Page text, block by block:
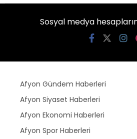
Sosyal medya
Afyon Gündem Haberleri
Afyon Siyaset Haberleri
Afyon Ekonomi Haberleri
Afyon Spor Haberleri